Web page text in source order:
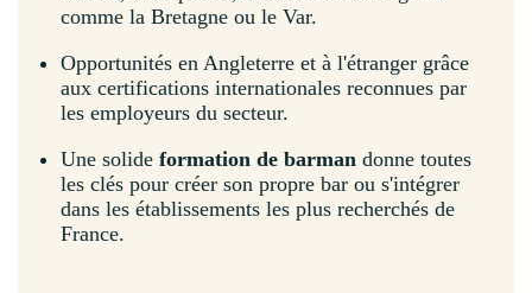
comme la Bretagne ou le Var.
Opportunités en Angleterre et à l'étranger grâce
aux certifications internationales reconnues par
les employeurs du secteur.
Une solide formation de barman donne toutes
les clés pour créer son propre bar ou s'intégrer
dans les établissements les plus recherchés de
France.